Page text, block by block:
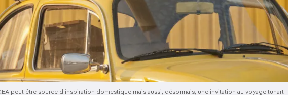
peut être source d’inspiration domestique mais aussi, désormais, une invitation au voyage tunart -